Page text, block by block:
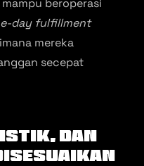
beroperasi
day fulfillment
mereka
secepat
dan